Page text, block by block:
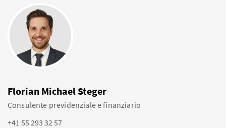
Florian Michael Steger
Consulente previdenziale e finanziario
+41 55 293 32 57